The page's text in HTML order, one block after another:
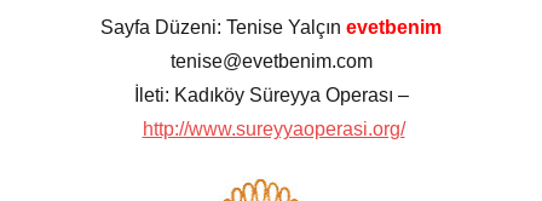
Sayfa Düzeni: Tenise Yalçın evetbenim
tenise@evetbenim.com
İleti: Kadıköy Süreyya Operası –
http://www.sureyyaoperasi.org/